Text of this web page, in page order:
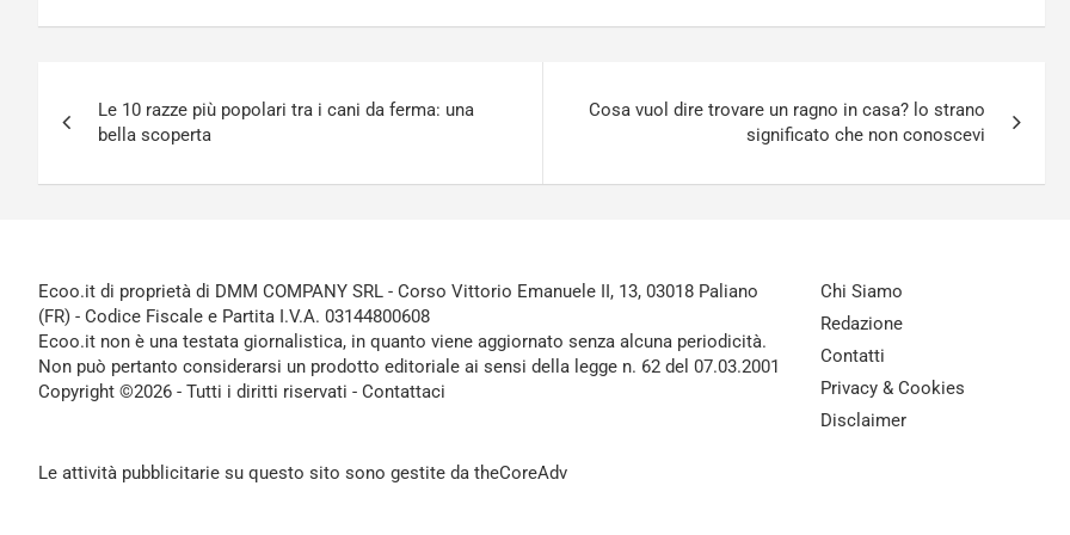
articoli
Le 10 razze più popolari tra i cani da ferma: una
bella scoperta
Cosa vuol dire trovare un ragno in casa? lo strano
significato che non conoscevi
Ecoo.it di proprietà di DMM COMPANY SRL - Corso Vittorio Emanuele II, 13, 03018 Paliano
(FR) - Codice Fiscale e Partita I.V.A. 03144800608
Ecoo.it non è una testata giornalistica, in quanto viene aggiornato senza alcuna periodicità.
Non può pertanto considerarsi un prodotto editoriale ai sensi della legge n. 62 del 07.03.2001
Copyright ©2026 - Tutti i diritti riservati - Contattaci
Le attività pubblicitarie su questo sito sono gestite da theCoreAdv
Chi Siamo
Redazione
Contatti
Privacy & Cookies
Disclaimer